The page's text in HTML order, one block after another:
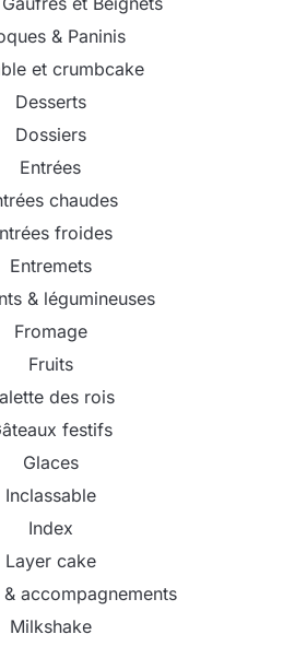
& Paninis
et crumbcake
Desserts
Dossiers
Entrées
chaudes
froides
Entremets
& légumineuses
Fromage
Fruits
des rois
festifs
Glaces
Inclassable
Index
Layer cake
& accompagnements
Milkshake